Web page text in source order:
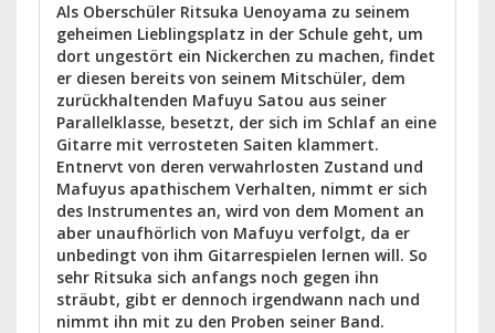
Als Oberschüler Ritsuka Uenoyama zu seinem
geheimen Lieblingsplatz in der Schule geht, um
dort ungestört ein Nickerchen zu machen, findet
er diesen bereits von seinem Mitschüler, dem
zurückhaltenden Mafuyu Satou aus seiner
Parallelklasse, besetzt, der sich im Schlaf an eine
Gitarre mit verrosteten Saiten klammert.
Entnervt von deren verwahrlosten Zustand und
Mafuyus apathischem Verhalten, nimmt er sich
des Instrumentes an, wird von dem Moment an
aber unaufhörlich von Mafuyu verfolgt, da er
unbedingt von ihm Gitarrespielen lernen will. So
sehr Ritsuka sich anfangs noch gegen ihn
sträubt, gibt er dennoch irgendwann nach und
nimmt ihn mit zu den Proben seiner Band.